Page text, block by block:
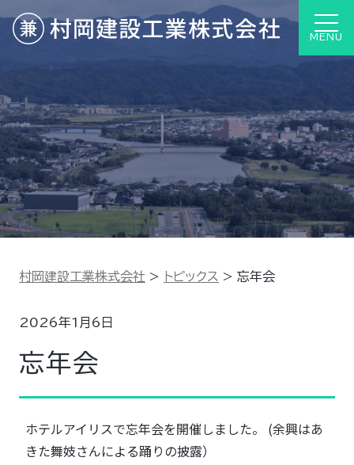
MENU
村岡建設工業株式会社 > トピックス > 忘年会
2026年1月6日
忘年会
ホテルアイリスで忘年会を開催しました。 (余興はあ
きた舞妓さんによる踊りの披露）